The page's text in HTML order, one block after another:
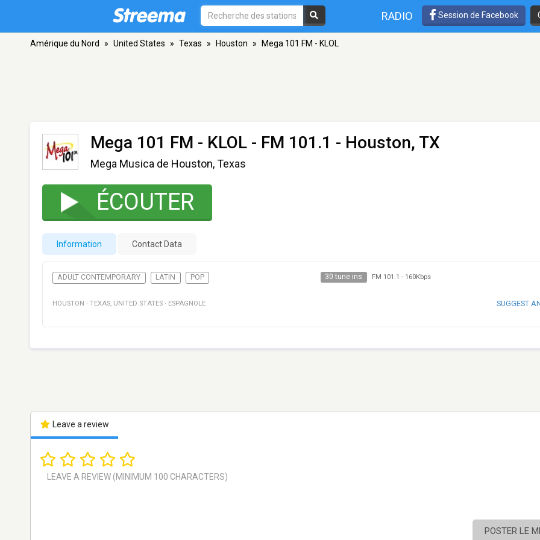
RADIO Session de Facebook
Amérique du Nord » United States » Texas » Houston » Mega 101 FM - KLOL
Mega 101 FM - KLOL - FM 101.1 - Houston, TX
Mega Musica de Houston, Texas
ÉCOUTER
Information Contact Data
ADULT CONTEMPORARY LATIN POP 30 tune ins FM 101.1 - 160Kbps
HOUSTON · TEXAS, UNITED STATES · ESPAGNOLE SUGGEST
Leave a review
POSTER LE